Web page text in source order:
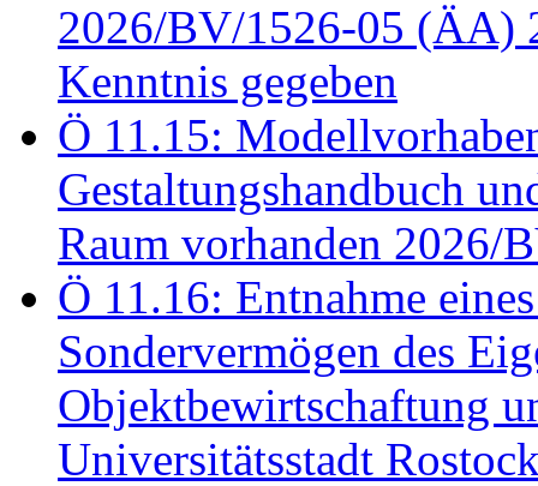
2026/BV/1526-05 (ÄA)
Kenntnis gegeben
Ö 11.15:
Gestaltungshandbuch
Raum vorhanden 2026/
Ö 11.16: Entnahme
Sondervermögen des
Objektbewirtschaftung
Universitätsstadt